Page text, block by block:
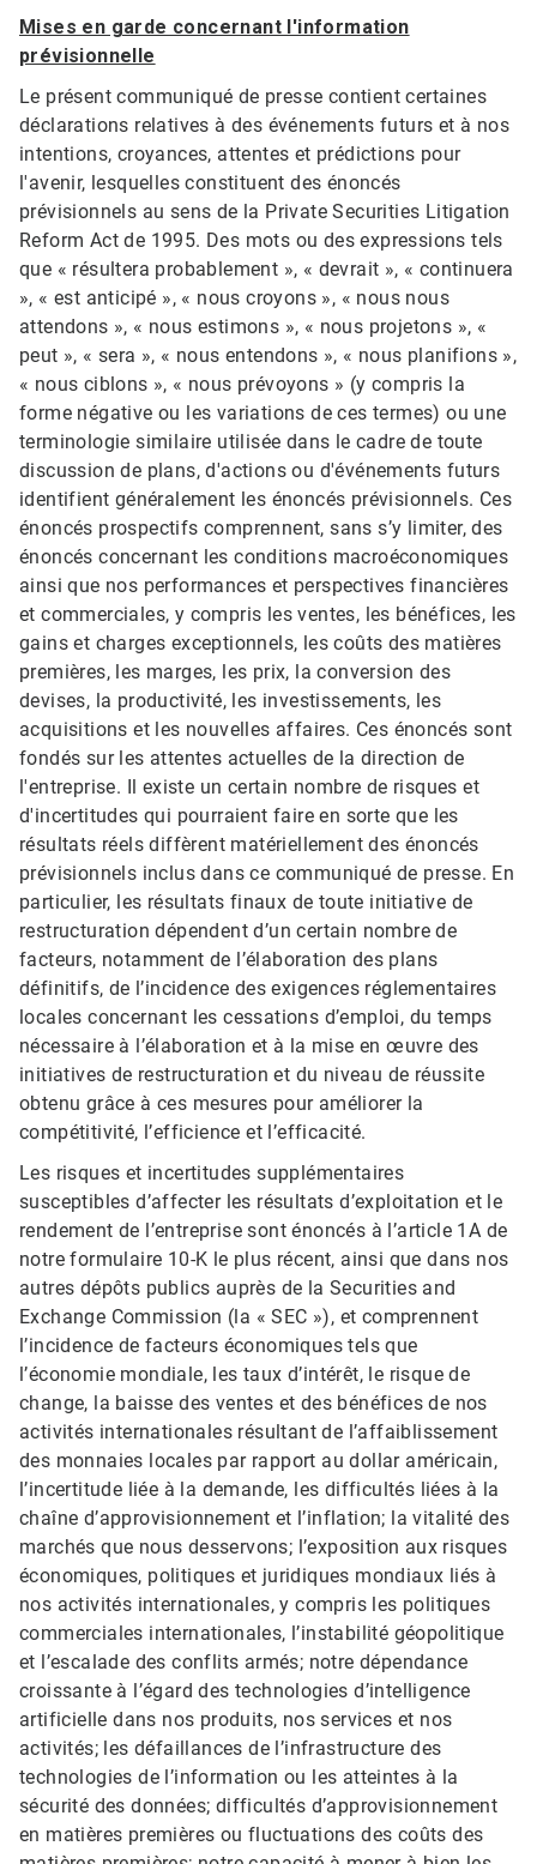
Mises en garde concernant l'information
prévisionnelle
Le présent communiqué de presse contient certaines
déclarations relatives à des événements futurs et à nos
intentions, croyances, attentes et prédictions pour
l'avenir, lesquelles constituent des énoncés
prévisionnels au sens de la Private Securities Litigation
Reform Act de 1995. Des mots ou des expressions tels
que « résultera probablement », « devrait », « continuera
», « est anticipé », « nous croyons », « nous nous
attendons », « nous estimons », « nous projetons », «
peut », « sera », « nous entendons », « nous planifions »,
« nous ciblons », « nous prévoyons » (y compris la
forme négative ou les variations de ces termes) ou une
terminologie similaire utilisée dans le cadre de toute
discussion de plans, d'actions ou d'événements futurs
identifient généralement les énoncés prévisionnels. Ces
énoncés prospectifs comprennent, sans s’y limiter, des
énoncés concernant les conditions macroéconomiques
ainsi que nos performances et perspectives financières
et commerciales, y compris les ventes, les bénéfices, les
gains et charges exceptionnels, les coûts des matières
premières, les marges, les prix, la conversion des
devises, la productivité, les investissements, les
acquisitions et les nouvelles affaires. Ces énoncés sont
fondés sur les attentes actuelles de la direction de
l'entreprise.​​​​​​​ Il existe un certain nombre de risques et
d'incertitudes qui pourraient faire en sorte que les
résultats réels diffèrent matériellement des énoncés
prévisionnels inclus dans ce communiqué de presse. En
particulier, les résultats finaux de toute initiative de
restructuration dépendent d’un certain nombre de
facteurs, notamment de l’élaboration des plans
définitifs, de l’incidence des exigences réglementaires
locales concernant les cessations d’emploi, du temps
nécessaire à l’élaboration et à la mise en œuvre des
initiatives de restructuration et du niveau de réussite
obtenu grâce à ces mesures pour améliorer la
compétitivité, l’efficience et l’efficacité.
Les risques et incertitudes supplémentaires
susceptibles d’affecter les résultats d’exploitation et le
rendement de l’entreprise sont énoncés à l’article 1A de
notre formulaire 10-K le plus récent, ainsi que dans nos
autres dépôts publics auprès de la Securities and
Exchange Commission (la « SEC »), et comprennent
l’incidence de facteurs économiques tels que
l’économie mondiale, les taux d’intérêt, le risque de
change, la baisse des ventes et des bénéfices de nos
activités internationales résultant de l’affaiblissement
des monnaies locales par rapport au dollar américain,
l’incertitude liée à la demande, les difficultés liées à la
chaîne d’approvisionnement et l’inflation; la vitalité des
marchés que nous desservons; l’exposition aux risques
économiques, politiques et juridiques mondiaux liés à
nos activités internationales, y compris les politiques
commerciales internationales, l’instabilité géopolitique
et l’escalade des conflits armés; notre dépendance
croissante à l’égard des technologies d’intelligence
artificielle dans nos produits, nos services et nos
activités; les défaillances de l’infrastructure des
technologies de l’information ou les atteintes à la
sécurité des données; difficultés d’approvisionnement
en matières premières ou fluctuations des coûts des